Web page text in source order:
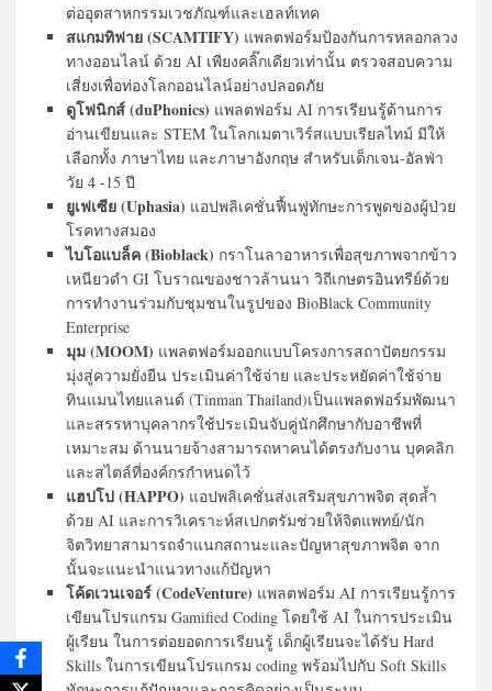
ต่ออุตสาหกรรมเวชภัณฑ์และเฮลท์เทค
สแกมทิฟาย (SCAMTIFY) แพลตฟอร์มป้องกันการหลอกลวง
ทางออนไลน์ ด้วย AI เพียงคลิ๊กเดียวเท่านั้น ตรวจสอบความ
เสี่ยงเพื่อท่องโลกออนไลน์อย่างปลอดภัย
ดูโฟนิกส์ (duPhonics) แพลตฟอร์ม AI การเรียนรู้ด้านการ
อ่านเขียนและ STEM ในโลกเมตาเวิร์สแบบเรียลไทม์ มีให้
เลือกทั้ง ภาษาไทย และภาษาอังกฤษ สำหรับเด็กเจน-อัลฟ่า
วัย 4 -15 ปี
ยูเฟเซีย (Uphasia) แอปพลิเคชั่นฟื้นฟูทักษะการพูดของผู้ป่วย
โรคทางสมอง
ไบโอแบล็ค (Bioblack) กราโนลาอาหารเพื่อสุขภาพจากข้าว
เหนียวดำ GI โบราณของชาวล้านนา วิถีเกษตรอินทรีย์ด้วย
การทำงานร่วมกับชุมชนในรูปของ BioBlack Community
Enterprise
มุม (MOOM) แพลตฟอร์มออกแบบโครงการสถาปัตยกรรม
มุ่งสู่ความยั่งยืน ประเมินค่าใช้จ่าย และประหยัดค่าใช้จ่าย
ทินแมนไทยแลนด์ (Tinman Thailand)เป็นแพลตฟอร์มพัฒนา
และสรรหาบุคลากรใช้ประเมินจับคู่นักศึกษากับอาชีพที่
เหมาะสม ด้านนายจ้างสามารถหาคนได้ตรงกับงาน บุคคลิก
และสไตล์ที่องค์กรกำหนดไว้
แฮปโป (HAPPO) แอปพลิเคชั่นส่งเสริมสุขภาพจิต สุดล้ำ
ด้วย AI และการวิเคราะห์สเปกตรัมช่วยให้จิตแพทย์/นัก
จิตวิทยาสามารถจำแนกสถานะและปัญหาสุขภาพจิต จาก
นั้นจะแนะนำแนวทางแก้ปัญหา
โค้ดเวนเจอร์ (CodeVenture) แพลตฟอร์ม AI การเรียนรู้การ
เขียนโปรแกรม Gamified Coding โดยใช้ AI ในการประเมิน
ผู้เรียน ในการต่อยอดการเรียนรู้ เด็กผู้เรียนจะได้รับ Hard
Skills ในการเขียนโปรแกรม coding พร้อมไปกับ Soft Skills